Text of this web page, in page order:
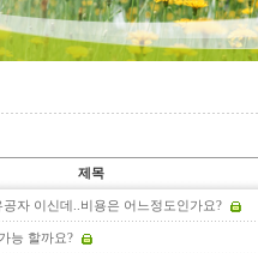
제목
자 이신데..비용은 어느정도인가요?
능 할까요?